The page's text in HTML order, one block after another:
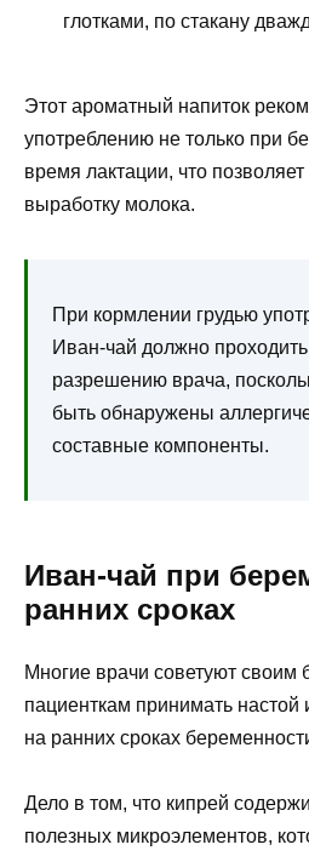
глотками, по стакану
Этот ароматный напиток
употреблению не только при
время лактации, что
выработку молока.
При кормлении грудью
Иван-чай должно проходить
разрешению врача,
быть обнаружены
составные компоненты.
Иван-чай при
ранних сроках
Многие врачи советуют
пациенткам принимать
на ранних сроках
Дело в том, что кипрей
полезных микроэлементов,